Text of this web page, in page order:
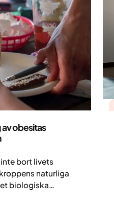
obesitas
bort livets
naturliga
biologiska